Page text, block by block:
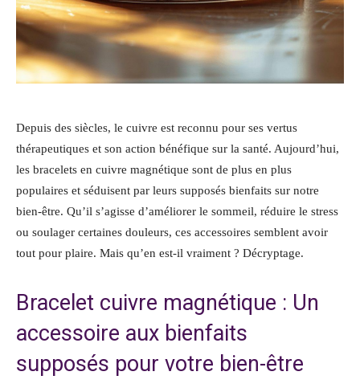
Depuis des siècles, le cuivre est reconnu pour ses vertus
thérapeutiques et son action bénéfique sur la santé. Aujourd’hui,
les bracelets en cuivre magnétique sont de plus en plus
populaires et séduisent par leurs supposés bienfaits sur notre
bien-être. Qu’il s’agisse d’améliorer le sommeil, réduire le stress
ou soulager certaines douleurs, ces accessoires semblent avoir
tout pour plaire. Mais qu’en est-il vraiment ? Décryptage.
Bracelet cuivre magnétique : Un
accessoire aux bienfaits
supposés pour votre bien-être